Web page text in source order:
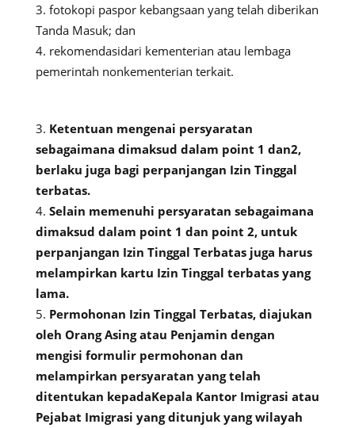
fotokopi paspor kebangsaan yang telah diberikan
Tanda Masuk; dan
rekomendasidari kementerian atau lembaga
pemerintah nonkementerian terkait.
Ketentuan mengenai persyaratan
sebagaimana dimaksud dalam point 1 dan2,
berlaku juga bagi perpanjangan Izin Tinggal
terbatas.
Selain memenuhi persyaratan sebagaimana
dimaksud dalam point 1 dan point 2, untuk
perpanjangan Izin Tinggal Terbatas juga harus
melampirkan kartu Izin Tinggal terbatas yang
lama.
Permohonan Izin Tinggal Terbatas, diajukan
oleh Orang Asing atau Penjamin dengan
mengisi formulir permohonan dan
melampirkan persyaratan yang telah
ditentukan kepadaKepala Kantor Imigrasi atau
Pejabat Imigrasi yang ditunjuk yang wilayah